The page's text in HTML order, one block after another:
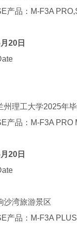
产品： M-F3A
月 20 日
州理工大学2025年
产品： M-F3A PRO
月 20 日
沙湾旅游景区
产品： M-F3A